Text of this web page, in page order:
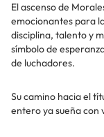
El ascenso de
emocionantes para
disciplina, talento y
símbolo de
de luchadores.
Su camino hacia el
entero ya sueña con